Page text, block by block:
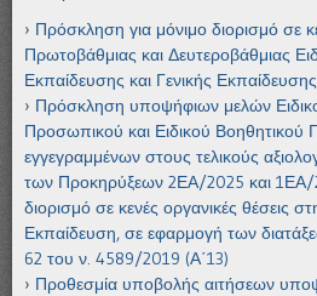
Πρόσκληση για μόνιμο διορισμό σε
Πρωτοβάθμιας και Δευτεροβάθμιας
Εκπαίδευσης και Γενικής Εκπαίδευσης
Πρόσκληση υποψήφιων μελών
Προσωπικού και Ειδικού Βοηθητικού
εγγεγραμμένων στους τελικούς
των Προκηρύξεων 2ΕΑ/2025 και 1ΕΑ/
διορισμό σε κενές οργανικές θέσεις
Εκπαίδευση, σε εφαρμογή των
62 του ν. 4589/2019 (Α΄13)
Προθεσμία υποβολής αιτήσεων